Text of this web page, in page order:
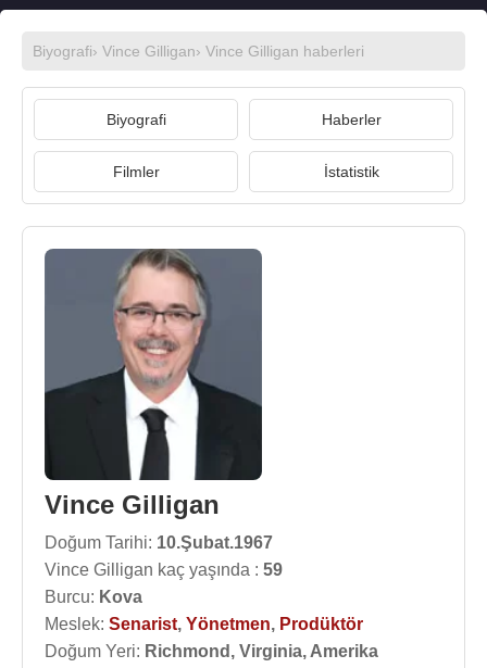
Biyografi› Vince Gilligan› Vince Gilligan haberleri
Biyografi Haberler
Filmler İstatistik
Vince Gilligan
Doğum Tarihi: 10.Şubat.1967
Vince Gilligan kaç yaşında : 59
Burcu: Kova
Meslek: Senarist, Yönetmen, Prodüktör
Doğum Yeri: Richmond, Virginia, Amerika